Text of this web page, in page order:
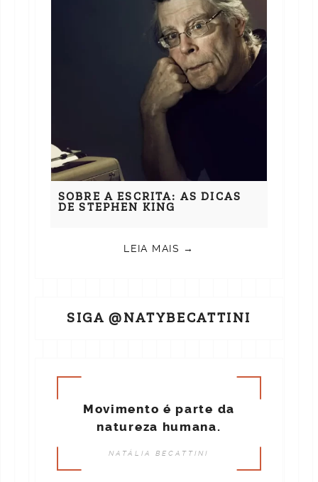
SOBRE A ESCRITA: AS DICAS
DE STEPHEN KING
LEIA MAIS →
SIGA @NATYBECATTINI
Movimento é parte da
natureza humana.
NATÁLIA BECATTINI